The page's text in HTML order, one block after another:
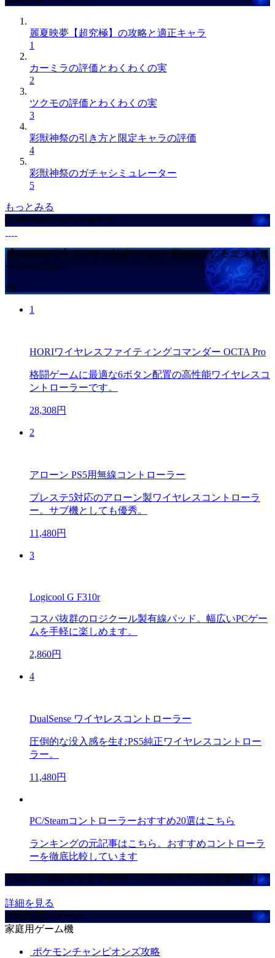
麗夏映夢【超究極】の攻略と適正キャラ
1
カーミラの評価とわくわくの実
2
ツクモの評価とわくわくの実
3
彩獣神祭の引き方と限定キャラの評価
4
彩獣神祭のガチャシミュレーター
5
もっとみる
GameWithからのお知らせ
【Amazon7月】おすすめ記事からよく買われているコントロ
ーラーTOP4
PR
1
HORIワイヤレスファイティングコマンダー OCTA Pro
格闘ゲームに最適な6ボタン配置の高性能ワイヤレスコ
ントローラーです。
28,308円
2
アローン PS5用無線コントローラー
プレステ5対応のアローン製ワイヤレスコントローラ
ー。サブ機としても優秀。
11,480円
3
Logicool G F310r
コスパ抜群のロジクール製有線パッド。幅広いPCゲー
ムを手軽に楽しめます。
2,860円
4
DualSense ワイヤレスコントローラー
圧倒的な没入感を生むPS5純正ワイヤレスコントロー
ラー。
11,480円
PC/Steamコントローラーおすすめ20選はこちら
ランキングの元記事はこちら。おすすめコントローラ
ーを徹底比較しています
Amazonで買えるおすすめゲーミングデバイスまとめ【ad】
詳細を見る
攻略取扱いゲーム
家庭用ゲーム機
ポケモンチャンピオンズ攻略